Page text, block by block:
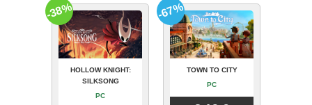
HOLLOW KNIGHT:
SILKSONG
PC
-38%
TOWN TO CITY
PC
-67%